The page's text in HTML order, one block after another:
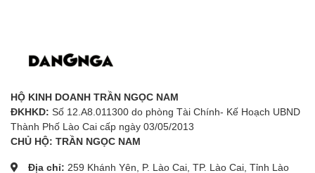
HỘ KINH DOANH TRẦN NGỌC NAM
ĐKHKD: Số 12.A8.011300 do phòng Tài Chính- Kế Hoạch UBND
Thành Phố Lào Cai cấp ngày 03/05/2013
CHỦ HỘ: TRẦN NGỌC NAM
Địa chỉ: 259 Khánh Yên, P. Lào Cai, TP. Lào Cai, Tỉnh Lào